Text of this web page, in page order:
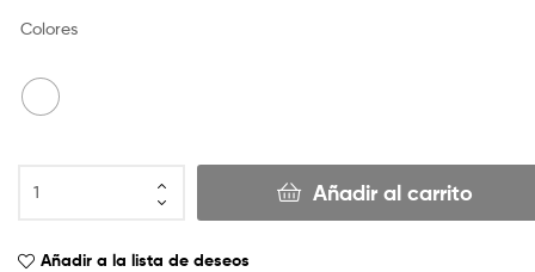
Colores
Añadir al carrito
Añadir a la lista de deseos